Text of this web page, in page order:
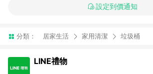
設定到價通知
分類： 居家生活 家用清潔 垃圾桶
LINE禮物